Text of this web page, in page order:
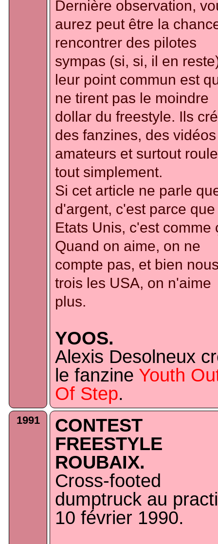
Dernière observation,
aurez peut être la
rencontrer des pilotes
sympas (si, si, il en
leur point commun est
ne tirent pas le moindre
dollar du freestyle. Ils
des fanzines, des vidéos
amateurs et surtout
tout simplement.
Si cet article ne parle
d'argent, c'est parce
Etats Unis, c'est comme
Quand on aime, on ne
compte pas, et bien
trois les USA, on n'aime
plus.
YOOS.
Alexis Desolneux
le fanzine Youth
Of Step.
1991
CONTEST
FREESTYLE
ROUBAIX.
Cross-footed
dumptruck au
10 février 1990.